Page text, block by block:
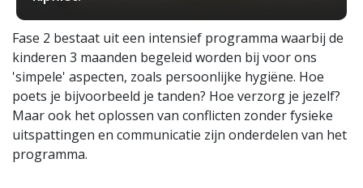
Fase 2 bestaat uit een intensief programma waarbij de
kinderen 3 maanden begeleid worden bij voor ons
'simpele' aspecten, zoals persoonlijke hygiëne. Hoe
poets je bijvoorbeeld je tanden? Hoe verzorg je jezelf?
Maar ook het oplossen van conflicten zonder fysieke
uitspattingen en communicatie zijn onderdelen van het
programma.